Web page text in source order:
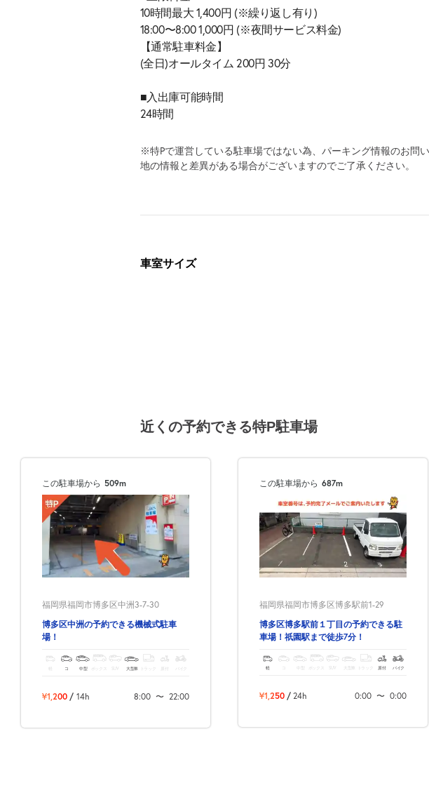
10時間最大 1,400円 (※繰り返し有り)
18:00〜8:00 1,000円 (※夜間サービス料金)
【通常駐車料金】
(全日)オールタイム 200円 30分
■入出庫可能時間
24時間
※特Pで運営している駐車場ではない為、パーキング情報のお問
地の情報と差異がある場合がございますのでご了承ください。
車室サイズ
近くの予約できる特P駐車場
この駐車場から 509m
福岡県福岡市博多区中洲3-7-30
博多区中洲の予約できる機械式駐車
場！
軽 コ 中型 ボックス SUV 大型車 トラック バイク
¥1,200 / 14h 8:00 〜 22:00
この駐車場から 687m
福岡県福岡市博多区博多駅前1-29
博多区博多駅前１丁目の予約できる駐
車場！祇園駅まで徒歩7分！
軽 ボックス SUV トラック 原付 バイク
¥1,250 / 24h 0:00 〜 0:00